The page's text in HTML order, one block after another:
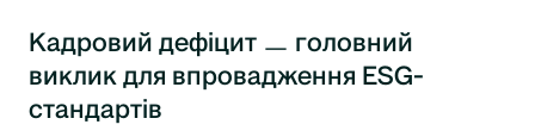
Кадровий дефіцит ㅡ головний
виклик для впровадження ESG-
стандартів